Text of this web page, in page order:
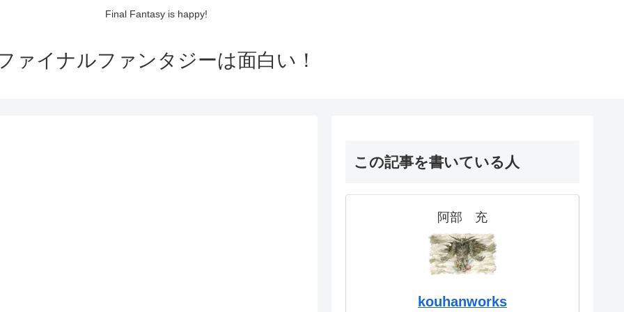
Final Fantasy is happy!
ァイナルファンタジーは面白い！
この記事を書いている人
阿部 充
kouhanworks